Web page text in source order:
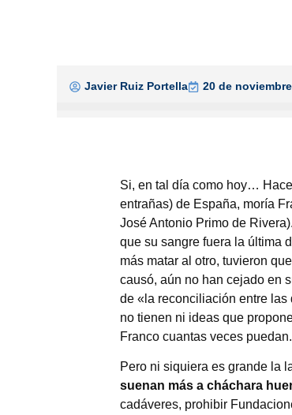
Javier Ruiz Portella 20 de
Si, en tal día como hoy…
entrañas) de España, moría
José Antonio Primo de
que su sangre fuera la última
más matar al otro, tuvieron
causó, aún no han cejado en
de «la reconciliación entre
no tienen ni ideas que
Franco cuantas veces puedan.
Pero ni siquiera es grande la
suenan más a cháchara
cadáveres, prohibir